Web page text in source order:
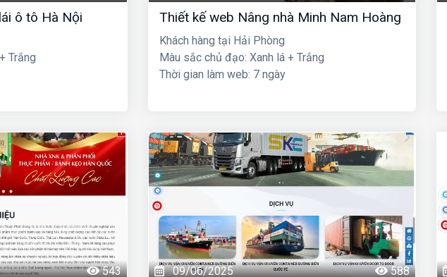
ô tô Hà Nội
Trắng
Thiết kế web Nâng nhà Minh Nam Hoàng
Khách hàng tại Hải Phòng
Màu sắc chủ đạo: Xanh lá + Trắng
Thời gian làm web: 7 ngày
543 09/06/2025 588